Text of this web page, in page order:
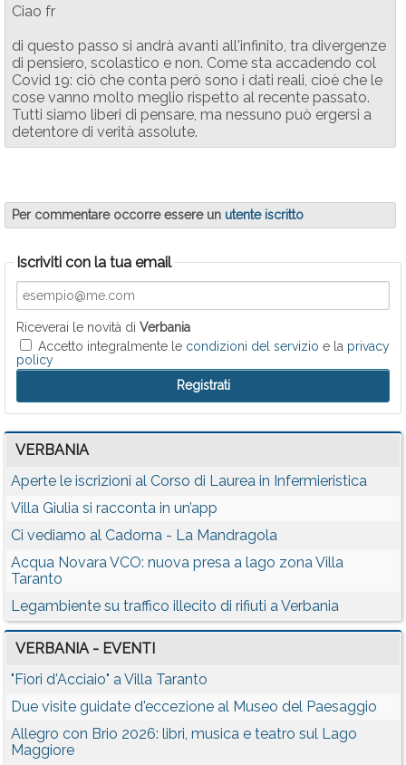
Ciao fr
di questo passo si andrà avanti all'infinito, tra divergenze
di pensiero, scolastico e non. Come sta accadendo col
Covid 19: ciò che conta però sono i dati reali, cioè che le
cose vanno molto meglio rispetto al recente passato.
Tutti siamo liberi di pensare, ma nessuno può ergersi a
detentore di verità assolute.
Per commentare occorre essere un utente iscritto
Iscriviti con la tua email
Riceverai le novità di Verbania
Accetto integralmente le condizioni del servizio e la privacy
policy
VERBANIA
Aperte le iscrizioni al Corso di Laurea in Infermieristica
Villa Giulia si racconta in un’app
Ci vediamo al Cadorna - La Mandragola
Acqua Novara VCO: nuova presa a lago zona Villa
Taranto
Legambiente su traffico illecito di rifiuti a Verbania
VERBANIA - EVENTI
"Fiori d'Acciaio" a Villa Taranto
Due visite guidate d'eccezione al Museo del Paesaggio
Allegro con Brio 2026: libri, musica e teatro sul Lago
Maggiore